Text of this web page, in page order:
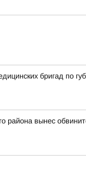
бригад по
района вынес